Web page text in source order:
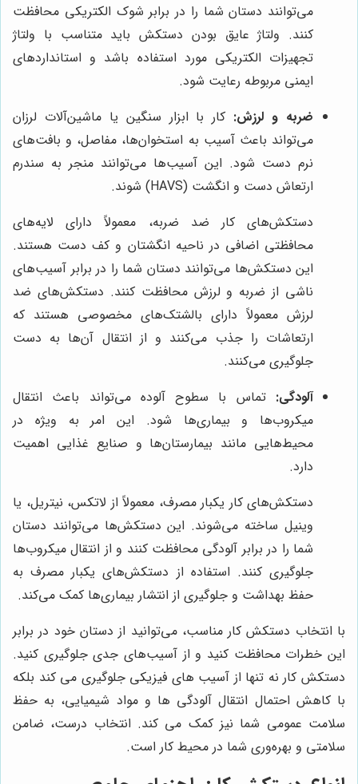
می‌توانند دستان شما را در برابر شوک الکتریکی محافظت
کنند. ولتاژ عایق بودن دستکش باید متناسب با ولتاژ
تجهیزات الکتریکی مورد استفاده باشد و استانداردهای
ایمنی مربوطه رعایت شود.
ضربه و لرزش: کار با ابزار سنگین یا ماشین‌آلات لرزان
می‌تواند باعث آسیب به استخوان‌ها، مفاصل، و بافت‌های
نرم دست شود. این آسیب‌ها می‌توانند منجر به سندرم
ارتعاش دست و انگشت (HAVS) شوند.
دستکش‌های کار ضد ضربه، معمولاً دارای لایه‌های
محافظتی اضافی در ناحیه انگشتان و کف دست هستند.
این دستکش‌ها می‌توانند دستان شما را در برابر آسیب‌های
ناشی از ضربه و لرزش محافظت کنند. دستکش‌های ضد
لرزش معمولاً دارای بالشتک‌های مخصوصی هستند که
ارتعاشات را جذب می‌کنند و از انتقال آن‌ها به دست
جلوگیری می‌کنند.
آلودگی: تماس با سطوح آلوده می‌تواند باعث انتقال
میکروب‌ها و بیماری‌ها شود. این امر به ویژه در
محیط‌هایی مانند بیمارستان‌ها و صنایع غذایی اهمیت
دارد.
دستکش‌های کار یکبار مصرف، معمولاً از لاتکس، نیتریل، یا
وینیل ساخته می‌شوند. این دستکش‌ها می‌توانند دستان
شما را در برابر آلودگی محافظت کنند و از انتقال میکروب‌ها
جلوگیری کنند. استفاده از دستکش‌های یکبار مصرف به
حفظ بهداشت و جلوگیری از انتشار بیماری‌ها کمک می‌کند.
با انتخاب دستکش کار مناسب، می‌توانید از دستان خود در برابر
این خطرات محافظت کنید و از آسیب‌های جدی جلوگیری کنید.
دستکش کار نه تنها از آسیب های فیزیکی جلوگیری می کند بلکه
با کاهش احتمال انتقال آلودگی ها و مواد شیمیایی، به حفظ
سلامت عمومی شما نیز کمک می کند. انتخاب درست، ضامن
سلامتی و بهره‌وری شما در محیط کار است.